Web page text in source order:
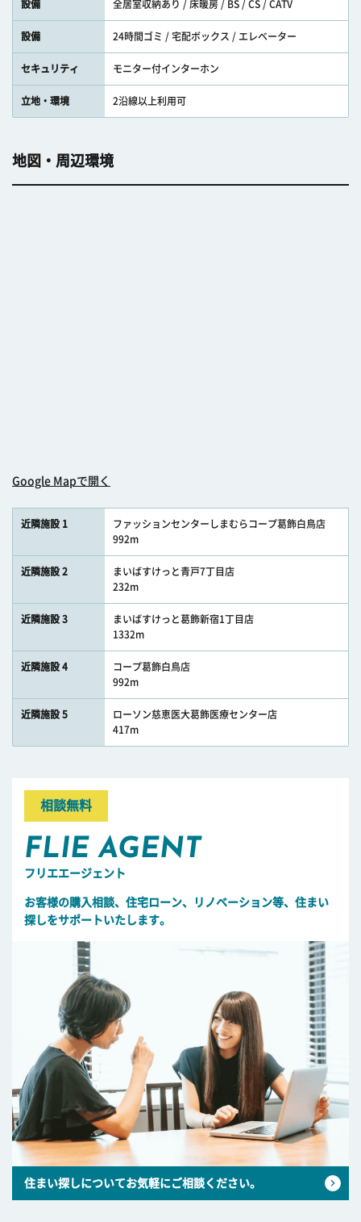
設備 全居室収納あり / 床暖房 / BS / CS / CATV
設備 24時間ゴミ / 宅配ボックス / エレベーター
セキュリティ モニター付インターホン
立地・環境 2沿線以上利用可
地図・周辺環境
Google Mapで開く
近隣施設 1
ファッションセンターしまむらコープ葛飾白鳥店
992m
近隣施設 2
まいばすけっと青戸7丁目店
232m
近隣施設 3
まいばすけっと葛飾新宿1丁目店
1332m
近隣施設 4
コープ葛飾白鳥店
992m
近隣施設 5
ローソン慈恵医大葛飾医療センター店
417m
相談無料
FLIE AGENT
フリエエージェント
お客様の購入相談、住宅ローン、リノベーション等、住まい
探しをサポートいたします。
住まい探しについてお気軽にご相談ください。